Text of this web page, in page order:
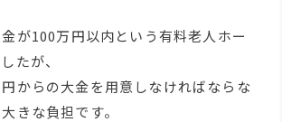
が100万円以内という有料老人ホー
たが、
からの大金を用意しなければならな
きな負担です。